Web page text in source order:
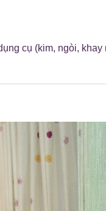
cụ (kim, ngòi, khay